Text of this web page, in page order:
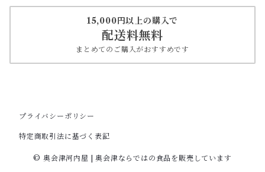
15,000円以上の購入で
配送料無料
まとめてのご購入がおすすめです
プライバシーポリシー
特定商取引法に基づく表記
© 奥会津河内屋 | 奥会津ならではの食品を販売しています